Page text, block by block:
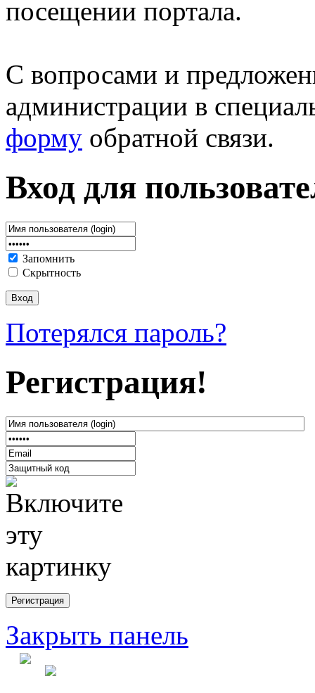
посещении портала.
С вопросами и
администрации в
форму обратной связи.
Вход для
Запомнить
Скрытность
Потерялся пароль?
Регистрация!
Закрыть панель